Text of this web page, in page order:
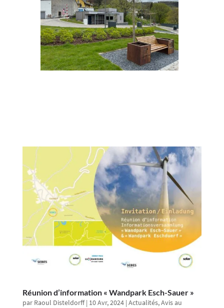
Réunion d’information « Wandpark Esch-Sauer »
par Raoul Disteldorff| 10 Avr, 2024| Actualités,Avis au